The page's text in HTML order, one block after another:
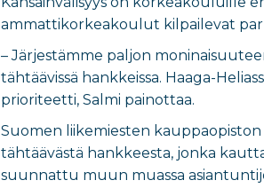
ammattikorkeakoulut kilpailevat
– Järjestämme paljon
tähtäävissä hankkeissa. Haaga-
prioriteetti, Salmi painottaa.
Suomen liikemiesten kauppaopiston
tähtäävästä hankkeesta, jonka
suunnattu muun muassa